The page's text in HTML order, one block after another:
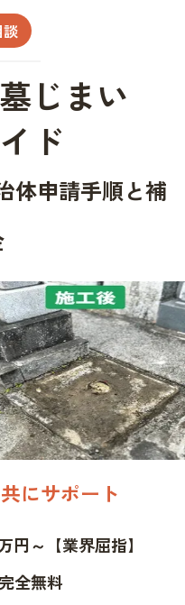
談
じまい
ド
体申請手順と補
にサポート
円～【業界屈指】
全無料